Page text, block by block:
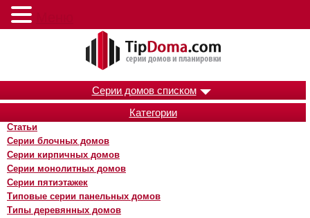
Серии домов списком
Категории
Статьи
Серии блочных домов
Серии кирпичных домов
Серии монолитных домов
Серии пятиэтажек
Типовые серии панельных домов
Типы деревянных домов